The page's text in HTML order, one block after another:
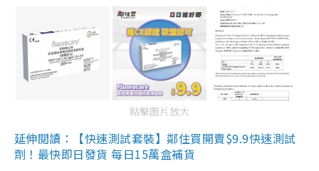
點擊圖片放大
延伸閱讀：【快速測試套裝】鄰住買開賣$9.9快速測試
劑！最快即日發貨 每日15萬盒補貨